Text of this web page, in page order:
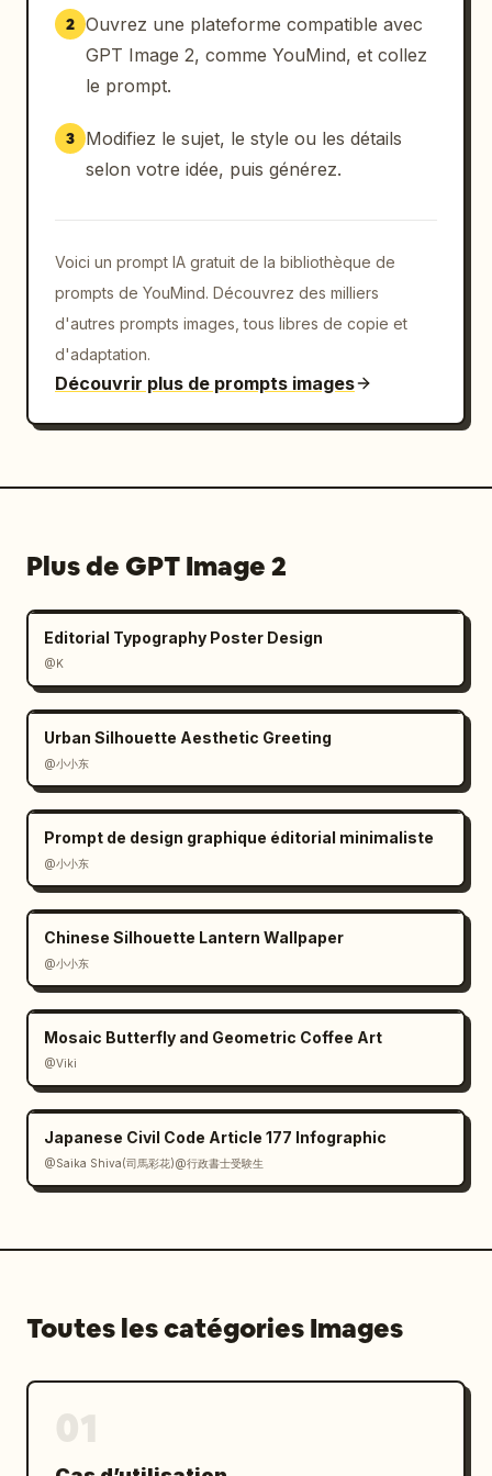
["PROJECTION DE
VALEUR","CONFIANCE","EXÉCUTION
cours"]}},{"position":"bas","scene":"une
chambre centrale autonome intérieure
monumentale, architecture en pierre sombre ou
béton, composition symétrique, hauts murs
flottant ou suspendu au centre avec un petit
emblème hexagonal, plateforme circulaire
réfléchissant brillant, faisceaux de lumière
froide descendant d'en haut, rares lumières
de sol chaudes, atmosphère technologique
","architectonique","intentionnel","silencieu
haut de gamme mélangé à une planche de
présentation de marque premium, détail
volumétrique doux, surfaces réfléchissantes,
contraste discret, composition méticuleuse,
esthétique technologique de luxe, pas de
couleurs vives saturées, pas d'éléments
ludiques"}
2 Ouvrez une plateforme compatible avec
GPT Image 2, comme YouMind, et collez
le prompt.
3
Modifiez le sujet, le style ou les détails
selon votre idée, puis générez.
Voici un prompt IA gratuit de la bibliothèque de
prompts de YouMind. Découvrez des milliers
d'autres prompts images, tous libres de copie et
d'adaptation.
Découvrir plus de prompts images
Plus de GPT Image 2
Editorial Typography Poster Design
@K
Urban Silhouette Aesthetic Greeting
@小小东
Prompt de design graphique éditorial minimaliste
@小小东
Chinese Silhouette Lantern Wallpaper
@小小东
Mosaic Butterfly and Geometric Coffee Art
@Viki
Japanese Civil Code Article 177 Infographic
@Saika Shiva(司馬彩花)@行政書士受験生
Toutes les catégories Images